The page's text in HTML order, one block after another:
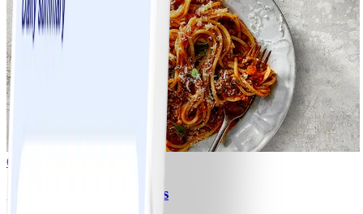
6
Spagetti med köttfärssås